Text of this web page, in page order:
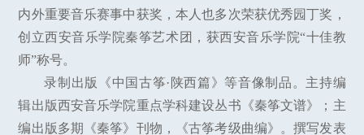
内外重要音乐赛事中获奖，本人也多次荣获优秀园丁奖，
创立西安音乐学院秦筝艺术团，获西安音乐学院“十佳教
师”称号。
录制出版《中国古筝·陕西篇》等音像制品。主持编
辑出版西安音乐学院重点学科建设丛书《秦筝文谱》；主
编出版多期《秦筝》刊物，《古筝考级曲编》。撰写发表